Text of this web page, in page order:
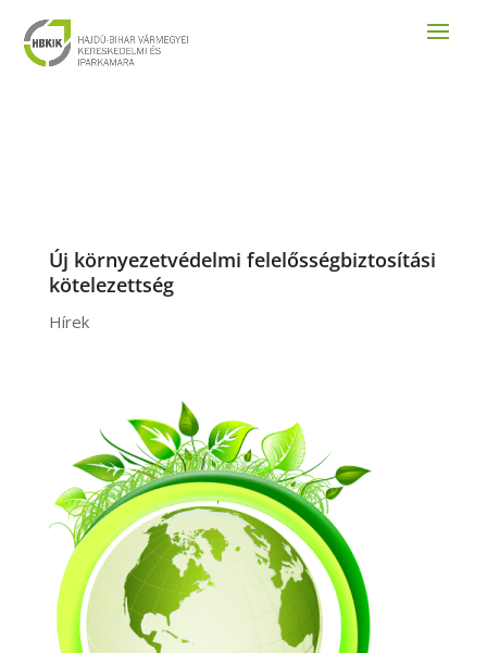
Új környezetvédelmi felelősségbiztosítási
kötelezettség
Hírek